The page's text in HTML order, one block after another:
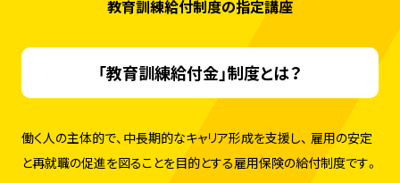
教育訓練給付制度の指定講座
「教育訓練給付金」制度とは？
働く人の主体的で、中長期的なキャリア形成を支援し、 雇用の安定
と再就職の促進を図ることを目的とする雇用保険の給付制度です。